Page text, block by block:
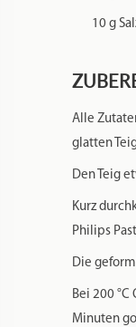
10 g
Alle
glatten
Den Teig
Kurz
Philips
Die
Bei 200
Minuten